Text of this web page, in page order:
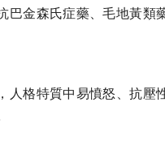
巴金森氏症藥、毛地黃類
人格特質中易憤怒、抗壓